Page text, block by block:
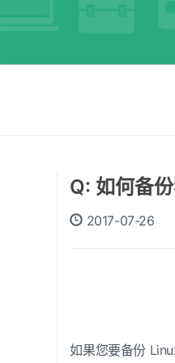
Q: 如何备
2017-07-26
如果您要备份